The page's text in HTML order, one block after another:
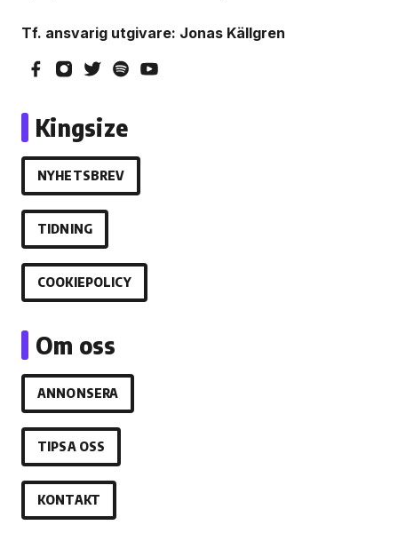
Tf. ansvarig utgivare: Jonas Källgren
Kingsize
NYHETSBREV
TIDNING
COOKIEPOLICY
Om oss
ANNONSERA
TIPSA OSS
KONTAKT